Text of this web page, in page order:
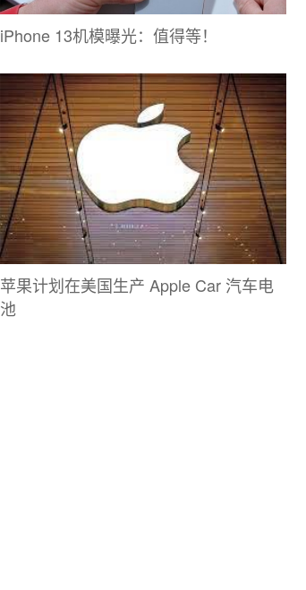
iPhone 13机模曝光：值得等！
苹果计划在美国生产 Apple Car 汽车电
池